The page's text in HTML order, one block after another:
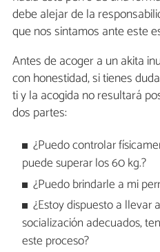
debe alejar de la
que nos sintamos ante este
Antes de acoger a un akita
con honestidad, si tienes
ti y la acogida no resultará
dos partes:
¿Puedo controlar
puede superar los 60 kg.?
¿Puedo brindarle a mi
¿Estoy dispuesto a llevar
socialización adecuados,
este proceso?